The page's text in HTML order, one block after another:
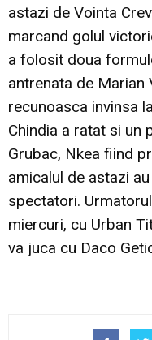
astazi de Vointa
marcand golul
a folosit doua
antrenata de Marian
recunoasca invinsa
Chindia a ratat si un
Grubac, Nkea fiind
amicalul de astazi
spectatori.
miercuri, cu Urban
va juca cu Daco